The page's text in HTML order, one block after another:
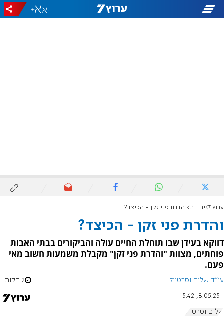
-
+
ערוץ 7 יהדות והדרת פני זקן - הכיצד?
והדרת פני זקן - הכיצד?
דווקא בעידן שבו תוחלת החיים עולה והביקורים בבתי האבות
פוחתים, מצוות "והדרת פני זקן" מקבלת משמעות חשוב מאי
פעם.
עו"ד שלום וסרטייל 2 דקות
8.05.25, 15:42
שלום וסרטייל